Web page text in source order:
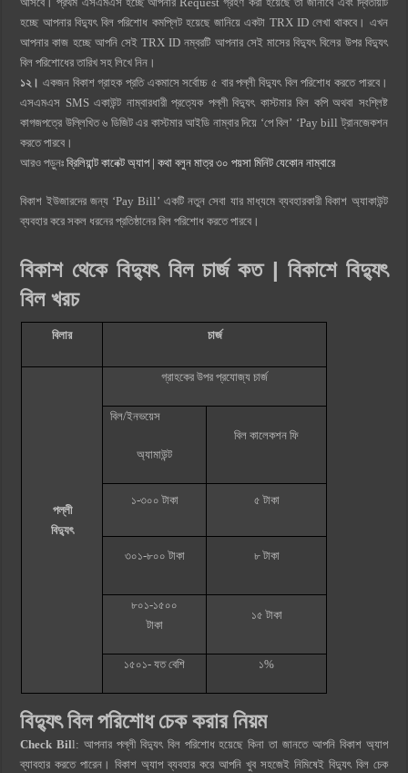
হচ্ছে আপনার বিদ্যুৎ বিল পরিশোধ কমপ্লিট হয়েছে জানিয়ে একটা TRX ID লেখা থাকবে। এখন
আপনার কাজ হচ্ছে আপনি সেই TRX ID নম্বরটি আপনার সেই মাসের বিদ্যুৎ বিলের উপর বিদ্যুৎ
বিল পরিশোধের তারিখ সহ লিখে নিন।
১২। একজন বিকাশ গ্রাহক প্রতি একমাসে সর্বোচ্চ ৫ বার পল্লী বিদ্যুৎ বিল পরিশোধ করতে পারবে।
এসএমএস SMS একাউন্ট নাম্বারধারী প্রত্যেক পল্লী বিদ্যুৎ কাস্টমার বিল কপি অথবা সংশ্লিষ্ট
কাগজপত্রে উল্লিখিত ৬ ডিজিট এর কাস্টমার আইডি নাম্বার দিয়ে ‘পে বিল’ ‘Pay bill ট্রানজেকশন
করতে পারবে।
আরও পড়ুনঃব্রিলিয়ান্ট কানেক্ট অ্যাপ | কথা বলুন মাত্র ৩০ পয়সা মিনিট যেকোন নাম্বারে
বিকাশ ইউজারদের জন্য ‘Pay Bill’ একটি নতুন সেবা যার মাধ্যমে ব্যবহারকারী বিকাশ অ্যাকাউন্ট
ব্যবহার করে সকল ধরনের প্রতিষ্ঠানের বিল পরিশোধ করতে পারবে।
বিকাশ থেকে বিদ্যুৎ বিল চার্জ কত | বিকাশে বিদ্যুৎ
বিল খরচ
বিলার চার্জ
পল্লী
বিদ্যুৎ
গ্রাহকের উপর প্রযোজ্য চার্জ
বিল/ইনভয়েস
অ্যামাউন্ট
বিল কালেকশন ফি
১-৩০০ টাকা ৫ টাকা
৩০১-৮০০ টাকা ৮ টাকা
৮০১-১৫০০
টাকা
১৫ টাকা
১৫০১- যত বেশি ১%
বিদ্যুৎ বিল পরিশোধ চেক করার নিয়ম
Check Bill: আপনার পল্লী বিদ্যুৎ বিল পরিশোধ হয়েছে কিনা তা জানতে আপনি বিকাশ অ্যাপ
ব্যাবহার করতে পারেন। বিকাশ অ্যাপ ব্যবহার করে আপনি খুব সহজেই নিমিষেই বিদ্যুৎ বিল চেক